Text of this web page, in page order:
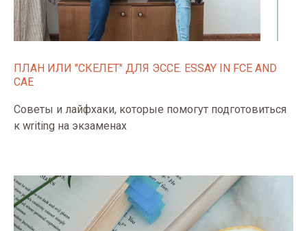
ПЛАН ИЛИ "СКЕЛЕТ" ДЛЯ ЭССЕ. ESSAY IN FCE AND
CAE
Советы и лайфхаки, которые помогут подготовиться
к writing на экзаменах